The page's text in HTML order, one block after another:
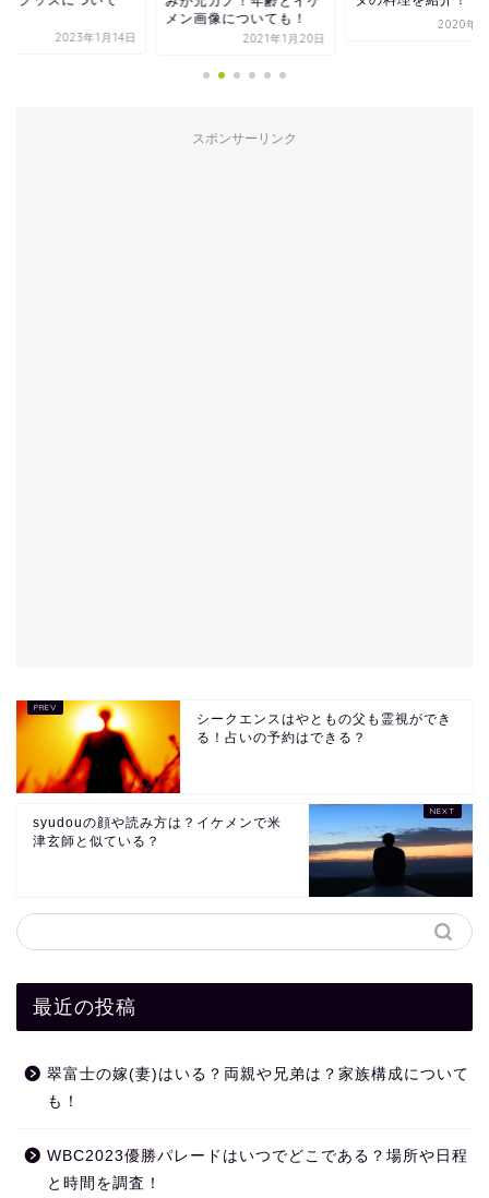
2021年1月20日
2020年9月6日
スポンサーリンク
シークエンスはやともの父も霊視ができ
る！占いの予約はできる？
syudouの顔や読み方は？イケメンで米
津玄師と似ている？
最近の投稿
翠富士の嫁(妻)はいる？両親や兄弟は？家族構成について
も！
WBC2023優勝パレードはいつでどこである？場所や日程
と時間を調査！